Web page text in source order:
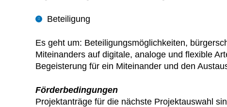
Beteiligung
Es geht um: Beteiligungsmöglichkeiten,
Miteinanders auf digitale, analoge und flexible
Begeisterung für ein Miteinander und den
Förderbedingungen
Projektanträge für die nächste Projektauswahl